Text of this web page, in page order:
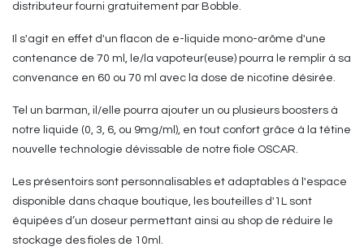
distributeur fourni gratuitement par Bobble.
Il s'agit en effet d'un flacon de e-liquide mono-arôme d'une
contenance de 70 ml, le/la vapoteur(euse) pourra le remplir à sa
convenance en 60 ou 70 ml avec la dose de nicotine désirée.
Tel un barman, il/elle pourra ajouter un ou plusieurs boosters à
notre liquide (0, 3, 6, ou 9mg/ml), en tout confort grâce à la tétine
nouvelle technologie dévissable de notre fiole OSCAR.
Les présentoirs sont personnalisables et adaptables à l'espace
disponible dans chaque boutique, les bouteilles d'1L sont
équipées d’un doseur permettant ainsi au shop de réduire le
stockage des fioles de 10ml.